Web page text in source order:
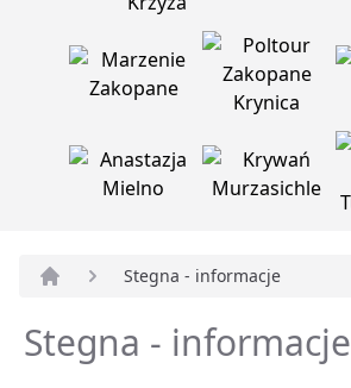
Stegna - informacje
Stegna - informacje